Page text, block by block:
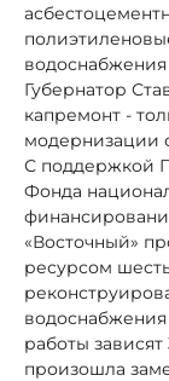
водоснабжения
Губернатор
капремонт -
модернизации
С поддержкой
Фонда
«Восточный»
ресурсом
водоснабжения
работы
произошла